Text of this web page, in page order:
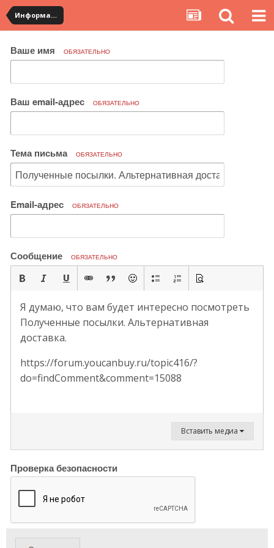
Информация по полученным посылкам
Ваше имя ОБЯЗАТЕЛЬНО
Ваш email-адрес ОБЯЗАТЕЛЬНО
Тема письма ОБЯЗАТЕЛЬНО
Email-адрес ОБЯЗАТЕЛЬНО
Сообщение ОБЯЗАТЕЛЬНО
Я думаю, что вам будет интересно посмотреть
Полученные посылки. Альтернативная
доставка.
https://forum.youcanbuy.ru/topic416/?
do=findComment&comment=15088
Вставить медиа
Проверка безопасности